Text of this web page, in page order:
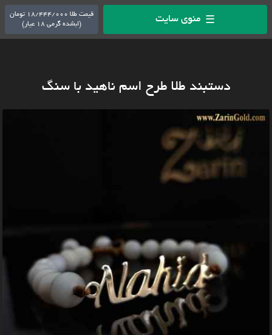
☰ منوی سایت
قیمت طلا 18/444/000 تومان
(ابشده گرمی 18 عیار)
دستبند طلا طرح اسم ناهید با سنگ